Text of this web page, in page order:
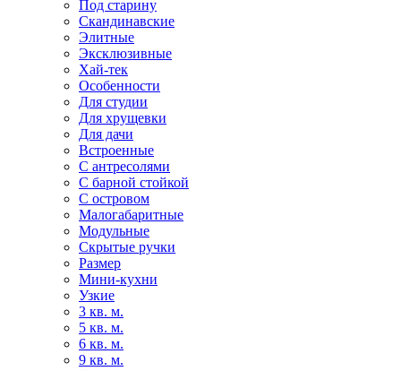
Под старину
Скандинавские
Элитные
Эксклюзивные
Хай-тек
Особенности
Для студии
Для хрущевки
Для дачи
Встроенные
С антресолями
С барной стойкой
С островом
Малогабаритные
Модульные
Скрытые ручки
Размер
Мини-кухни
Узкие
3 кв. м.
5 кв. м.
6 кв. м.
9 кв. м.